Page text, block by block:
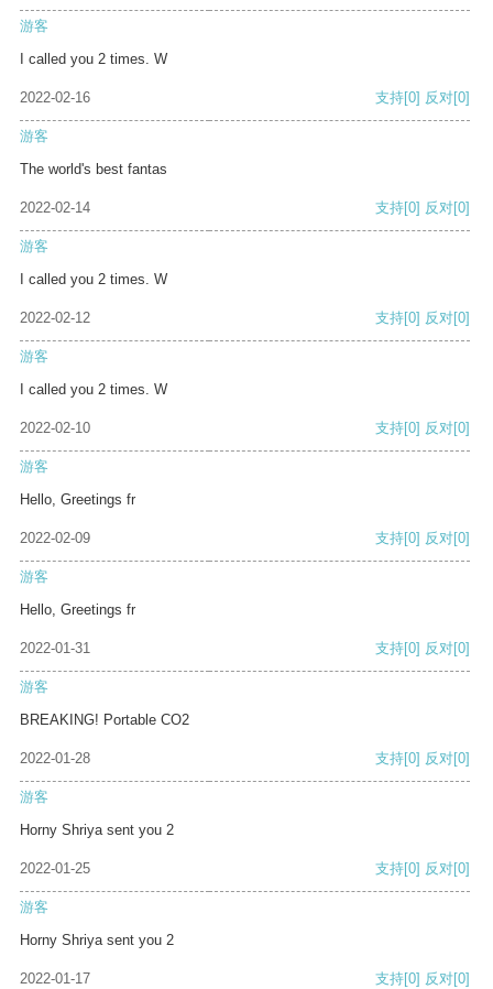
游客
I called you 2 times. W
2022-02-16 支持[0] 反对[0]
游客
The world's best fantas
2022-02-14 支持[0] 反对[0]
游客
I called you 2 times. W
2022-02-12 支持[0] 反对[0]
游客
I called you 2 times. W
2022-02-10 支持[0] 反对[0]
游客
Hello, Greetings fr
2022-02-09 支持[0] 反对[0]
游客
Hello, Greetings fr
2022-01-31 支持[0] 反对[0]
游客
BREAKING! Portable CO2
2022-01-28 支持[0] 反对[0]
游客
Horny Shriya sent you 2
2022-01-25 支持[0] 反对[0]
游客
Horny Shriya sent you 2
2022-01-17 支持[0] 反对[0]